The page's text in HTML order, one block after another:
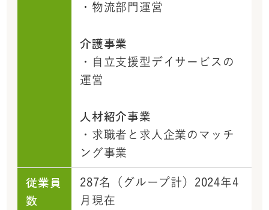
・物流部門運営
介護事業
・自立支援型デイサービスの
運営
人材紹介事業
・求職者と求人企業のマッチ
ング事業
従業員
数
287名（グループ計）2024年4
月現在